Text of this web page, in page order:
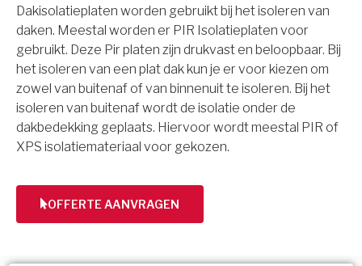
Dakisolatieplaten worden gebruikt bij het isoleren van
daken. Meestal worden er PIR Isolatieplaten voor
gebruikt. Deze Pir platen zijn drukvast en beloopbaar. Bij
het isoleren van een plat dak kun je er voor kiezen om
zowel van buitenaf of van binnenuit te isoleren. Bij het
isoleren van buitenaf wordt de isolatie onder de
dakbedekking geplaats. Hiervoor wordt meestal PIR of
XPS isolatiemateriaal voor gekozen.
OFFERTE AANVRAGEN